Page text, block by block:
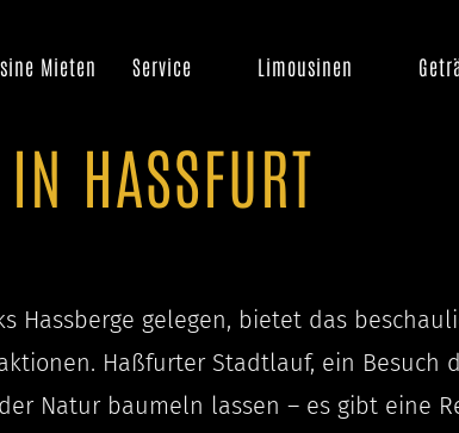
Mieten Service Limousinen
HASSFURT
Hassberge gelegen, bietet das
Haßfurter Stadtlauf, ein Besuch
Natur baumeln lassen – es gibt eine